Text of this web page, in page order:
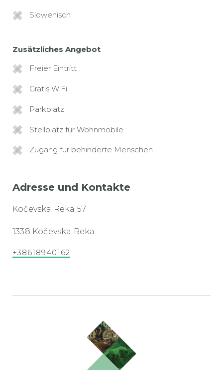
Slowenisch
Zusätzliches Angebot
Freier Eintritt
Gratis WiFi
Parkplatz
Stellplatz für Wohnmobile
Zugang für behinderte Menschen
Adresse und Kontakte
Kočevska Reka 57
1338 Kočevska Reka
+38618940162